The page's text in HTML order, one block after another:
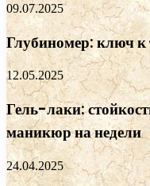
09.07.2025
Глубиномер: ключ к
12.05.2025
Гель-лаки:
маникюр на недели
24.04.2025